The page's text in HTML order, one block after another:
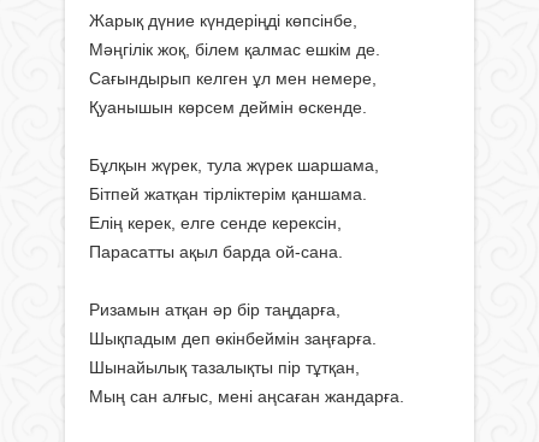
Жарық дүние күндеріңді көпсінбе,
Мәңгілік жоқ, білем қалмас ешкім де.
Сағындырып келген ұл мен немере,
Қуанышын көрсем деймін өскенде.
Бұлқын жүрек, тула жүрек шаршама,
Бітпей жатқан тірліктерім қаншама.
Елің керек, елге сенде керексін,
Парасатты ақыл барда ой-сана.
Ризамын атқан әр бір таңдарға,
Шықпадым деп өкінбеймін заңғарға.
Шынайылық тазалықты пір тұтқан,
Мың сан алғыс, мені аңсаған жандарға.